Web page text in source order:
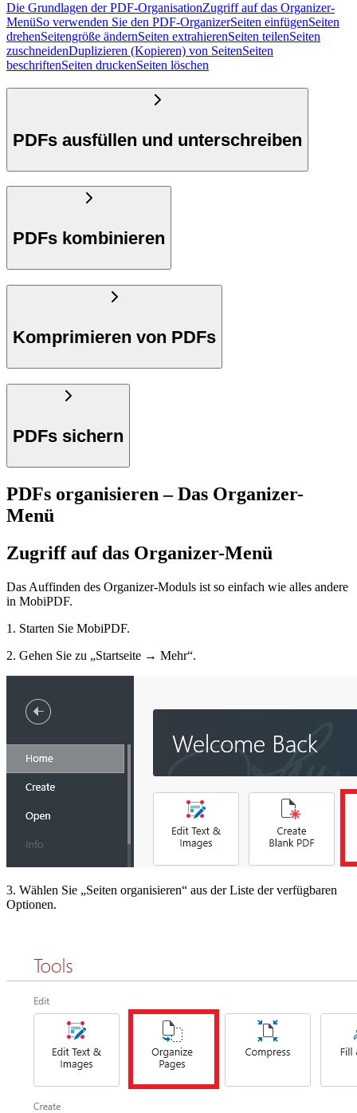
Die Grundlagen der PDF-OrganisationZugriff auf das Organizer-
MenüSo verwenden Sie den PDF-OrganizerSeiten einfügenSeiten
drehenSeitengröße ändernSeiten extrahierenSeiten teilenSeiten
zuschneidenDuplizieren (Kopieren) von SeitenSeiten
beschriftenSeiten druckenSeiten löschen
PDFs ausfüllen und unterschreiben
PDFs kombinieren
Komprimieren von PDFs
PDFs sichern
PDFs organisieren – Das Organizer-
Menü
Zugriff auf das Organizer-Menü
Das Auffinden des Organizer-Moduls ist so einfach wie alles andere
in MobiPDF.
1. Starten Sie MobiPDF.
2. Gehen Sie zu „Startseite → Mehr“.
3. Wählen Sie „Seiten organisieren“ aus der Liste der verfügbaren
Optionen.